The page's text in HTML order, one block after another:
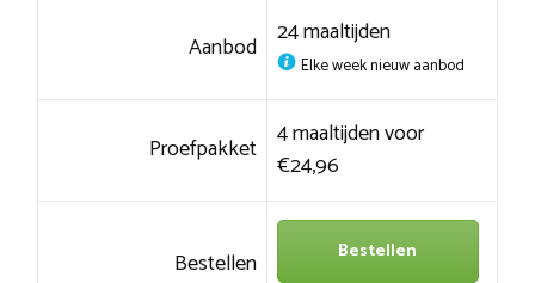
Aanbod 24 maaltijden
Elke week nieuw aanbod
Proefpakket 4 maaltijden voor
€24,96
Bestellen Bestellen